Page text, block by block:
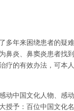
多年来困绕患者的疑
鼻炎、鼻窦炎患者找
疗的有效办法，可本
动中国文化人物、感
授予：百位中国文化